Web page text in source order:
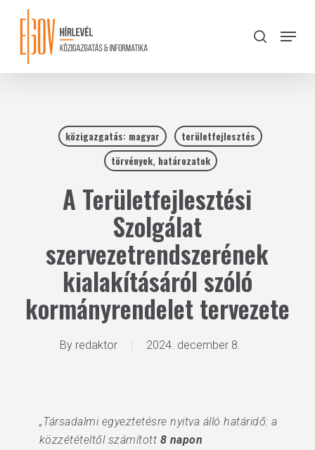
content
search
Menu
közigazgatás: magyar
területfejlesztés
törvények, határozatok
A Területfejlesztési
Szolgálat
szervezetrendszerének
kialakításáról szóló
kormányrendelet tervezete
By redaktor 2024. december 8.
„Társadalmi egyeztetésre nyitva álló határidő: a
közzétételtől számított 8 napon
Close